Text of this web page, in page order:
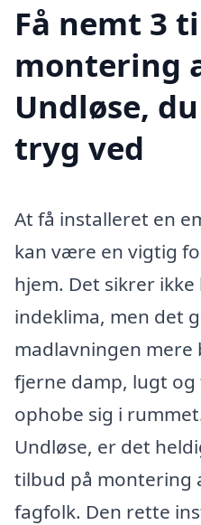
Få nemt 3
montering
Undløse,
tryg ved
At få installeret en
kan være en vigtig
hjem. Det sikrer
indeklima, men det
madlavningen mere
fjerne damp, lugt
ophobe sig i
Undløse, er det
tilbud på montering
fagfolk. Den rette